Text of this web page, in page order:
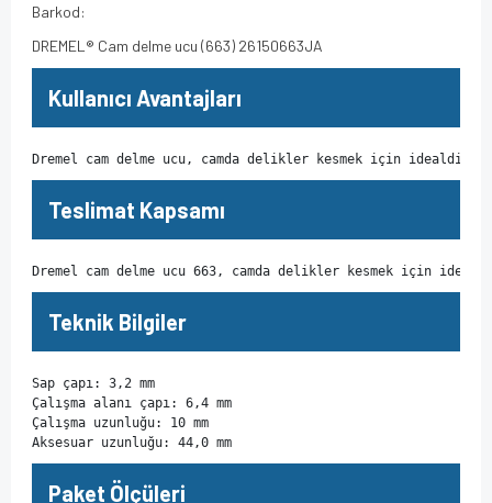
Barkod:
DREMEL® Cam delme ucu (663) 26150663JA
Kullanıcı Avantajları
Dremel cam delme ucu, camda delikler kesmek için idealdir.
Teslimat Kapsamı
Dremel cam delme ucu 663, camda delikler kesmek için
Teknik Bilgiler
Sap çapı: 3,2 mm
Çalışma alanı çapı: 6,4 mm
Çalışma uzunluğu: 10 mm
Aksesuar uzunluğu: 44,0 mm
Paket Ölçüleri